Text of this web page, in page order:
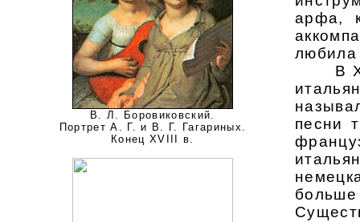
В. Л. Боровиковский.
Портрет А. Г. и В. Г. Гагариных.
Конец XVIII в.
арфа,
любила
В
песни